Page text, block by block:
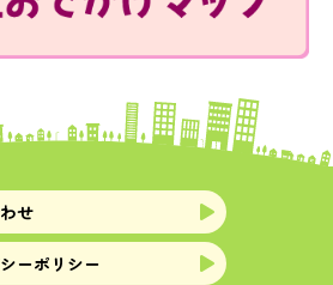
せ
ーポリシー